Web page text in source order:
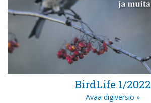
BirdLife 1/2022
Avaa digiversio »